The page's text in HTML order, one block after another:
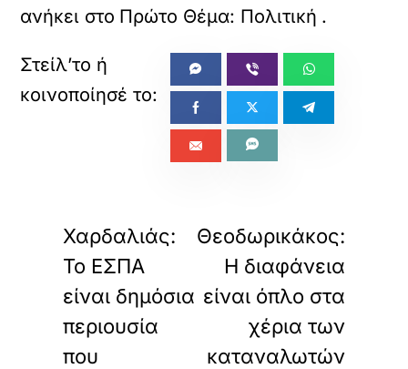
ανήκει στο Πρώτο Θέμα: Πολιτική .
Χαρδαλιάς:
Το ΕΣΠΑ
είναι δημόσια
περιουσία
που
Θεοδωρικάκος:
Η διαφάνεια
είναι όπλο στα
χέρια των
καταναλωτών